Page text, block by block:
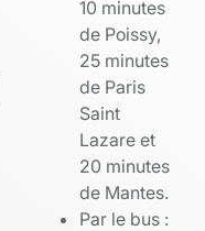
10 minutes
de Poissy,
25 minutes
de Paris
Saint
Lazare et
20 minutes
de Mantes.
Par le bus :